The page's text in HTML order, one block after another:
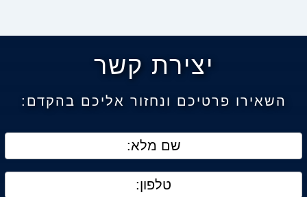
יצירת קשר
השאירו פרטיכם ונחזור אליכם בהקדם: